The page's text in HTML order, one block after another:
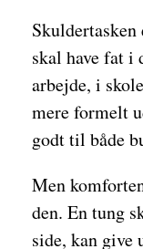
skal have fat i
arbejde, i
mere formelt
godt til både
Men
den. En tung
side, kan give